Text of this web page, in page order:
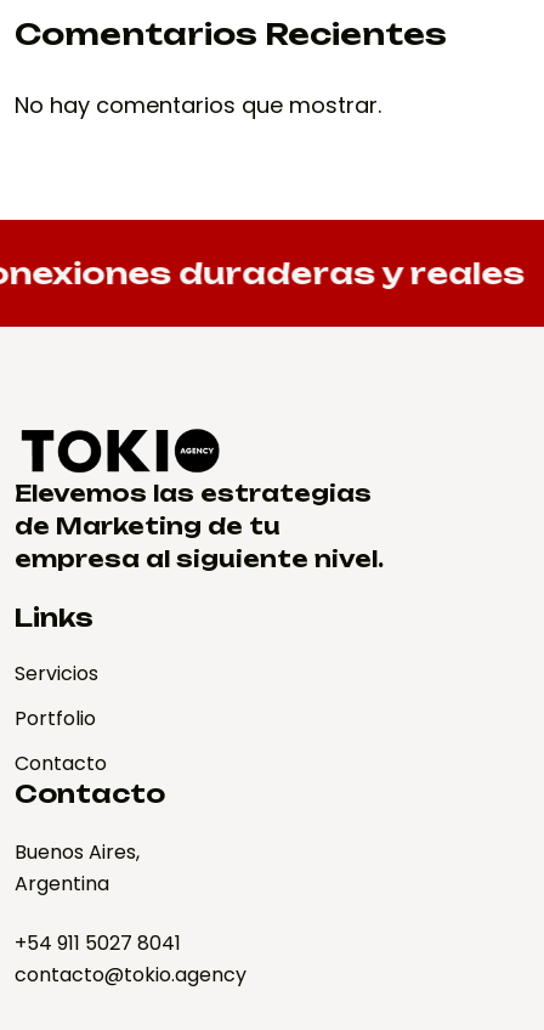
Comentarios Recientes
No hay comentarios que mostrar.
duraderas y reales
Elevemos las estrategias
de Marketing de tu
empresa al siguiente nivel.
Links
Servicios
Portfolio
Contacto
Contacto
Buenos Aires,
Argentina
+54 911 5027 8041
contacto@tokio.agency